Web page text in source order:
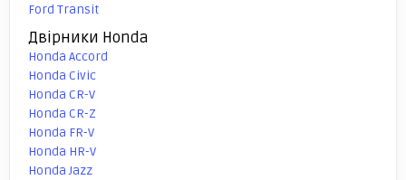
Ford Transit
Двірники Honda
Honda Accord
Honda Civic
Honda CR-V
Honda CR-Z
Honda FR-V
Honda HR-V
Honda Jazz